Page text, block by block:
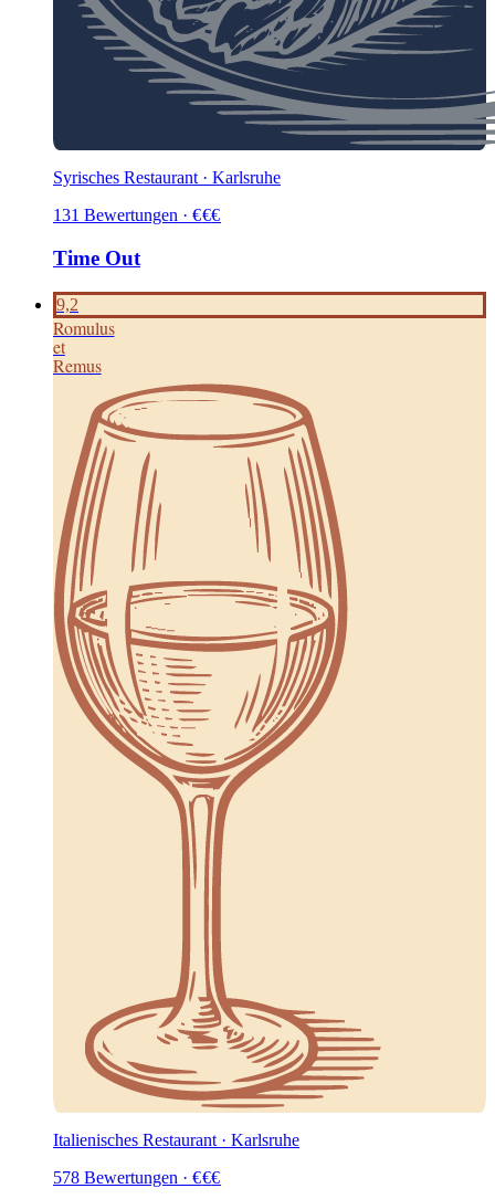
Syrisches Restaurant · Karlsruhe
131 Bewertungen · €€€
Time Out
9,2
Romulus
et
Remus
Italienisches Restaurant · Karlsruhe
578 Bewertungen · €€€